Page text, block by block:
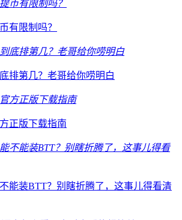
有限制吗？
排第几？老哥给你唠明白
正版下载指南
能装BTT？别瞎折腾了，这事儿得看清